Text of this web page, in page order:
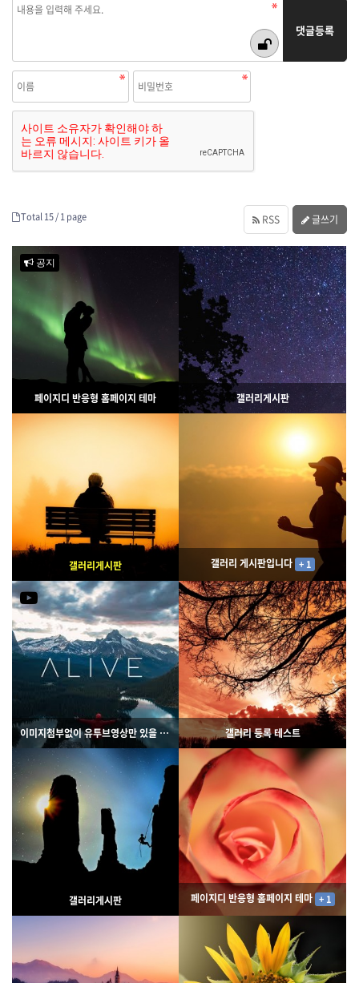
Total 15 /1 page RSS 글쓰기
공지
3450
02-07
웹사이팅
페이지디 반응형 홈페이지 테마 갤러리게시판
3148 02-06
웹사이팅
갤러리게시판
5761 02-07
웹사이팅
갤러리 게시판입니다 + 1
4829
02-06
웹사이팅
이미지첨부없이 유투브영상만 있을 경우
3411
02-07
웹사이팅
갤러리 등록 테스트
갤러리게시판 페이지디 반응형 홈페이지 테마 + 1